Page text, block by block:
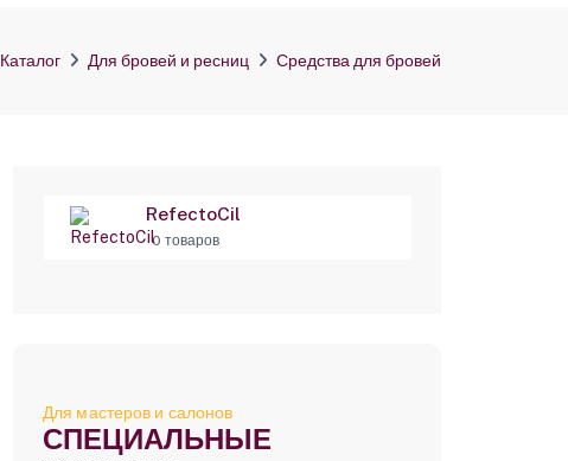
Каталог Для бровей и ресниц Средства для бровей
RefectoCil
0 товаров
Для мастеров и салонов
СПЕЦИАЛЬНЫЕ